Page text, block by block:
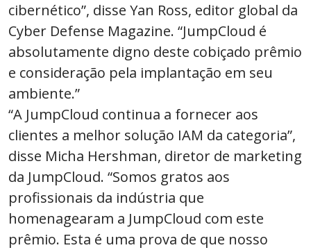
cibernético”, disse Yan Ross, editor global da
Cyber ​​Defense Magazine. “JumpCloud é
absolutamente digno deste cobiçado prêmio
e consideração pela implantação em seu
ambiente.”
“A JumpCloud continua a fornecer aos
clientes a melhor solução IAM da categoria”,
disse Micha Hershman, diretor de marketing
da JumpCloud. “Somos gratos aos
profissionais da indústria que
homenagearam a JumpCloud com este
prêmio. Esta é uma prova de que nosso